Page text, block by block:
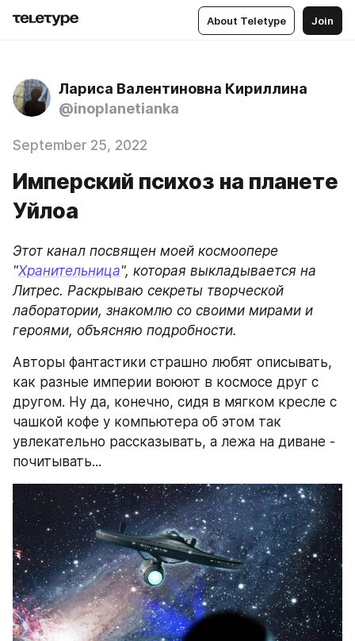
About Teletype Join
Лариса Валентиновна Кириллина
@inoplanetianka
September 25, 2022
Имперский психоз на планете
Уйлоа
Этот канал посвящен моей космоопере
"Хранительница", которая выкладывается на
Литрес. Раскрываю секреты творческой
лаборатории, знакомлю со своими мирами и
героями, объясняю подробности.
Авторы фантастики страшно любят описывать,
как разные империи воюют в космосе друг с
другом. Ну да, конечно, сидя в мягком кресле с
чашкой кофе у компьютера об этом так
увлекательно рассказывать, а лежа на диване -
почитывать...